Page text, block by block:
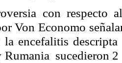
con respecto
VonEconomo
la encefalitis
Rumania sucedieron